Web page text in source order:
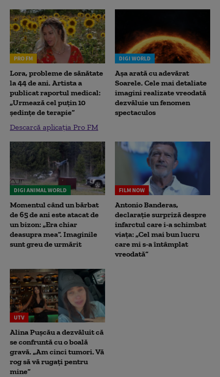
PRO FM
Lora, probleme de sănătate
la 44 de ani. Artista a
publicat raportul medical:
„Urmează cel puțin 10
ședințe de terapie”
Descarcă aplicația Pro FM
DIGI WORLD
Așa arată cu adevărat
Soarele. Cele mai detaliate
imagini realizate vreodată
dezvăluie un fenomen
spectaculos
DIGI ANIMAL WORLD
Momentul când un bărbat
de 65 de ani este atacat de
un bizon: „Era chiar
deasupra mea”. Imaginile
sunt greu de urmărit
FILM NOW
Antonio Banderas,
declarație surpriză despre
infarctul care i-a schimbat
viața: „Cel mai bun lucru
care mi s-a întâmplat
vreodată”
UTV
Alina Pușcău a dezvăluit că
se confruntă cu o boală
gravă. „Am cinci tumori. Vă
rog să vă rugați pentru
mine”